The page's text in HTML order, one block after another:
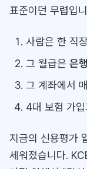
표준이던 무렵입
사람은 한 직
그 월급은 은
그 계좌에서
4대 보험 가
지금의 신용평가
세워졌습니다.